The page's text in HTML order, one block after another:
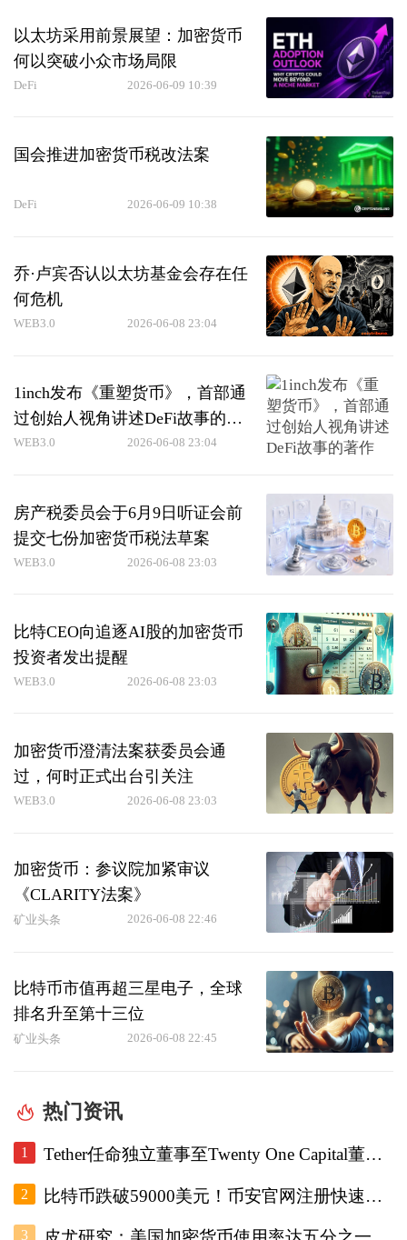
以太坊采用前景展望：加密货币
何以突破小众市场局限
DeFi 2026-06-09 10:39
国会推进加密货币税改法案
DeFi 2026-06-09 10:38
乔·卢宾否认以太坊基金会存在任
何危机
WEB3.0 2026-06-08 23:04
1inch发布《重塑货币》，首部通
过创始人视角讲述DeFi故事的著
作
WEB3.0 2026-06-08 23:04
房产税委员会于6月9日听证会前
提交七份加密货币税法草案
WEB3.0 2026-06-08 23:03
比特CEO向追逐AI股的加密货币
投资者发出提醒
WEB3.0 2026-06-08 23:03
加密货币澄清法案获委员会通
过，何时正式出台引关注
WEB3.0 2026-06-08 23:03
加密货币：参议院加紧审议
《CLARITY法案》
矿业头条 2026-06-08 22:46
比特币市值再超三星电子，全球
排名升至第十三位
矿业头条 2026-06-08 22:45
热门资讯
1 Tether任命独立董事至Twenty One Capital董事会，重设审计委员会。
2 比特币跌破59000美元！币安官网注册快速跟进底部研判
3